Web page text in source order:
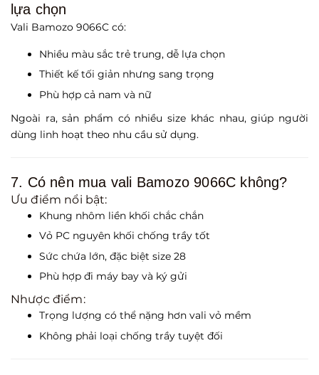
lựa chọn
Vali Bamozo 9066C có:
Nhiều màu sắc trẻ trung, dễ lựa chọn
Thiết kế tối giản nhưng sang trọng
Phù hợp cả nam và nữ
Ngoài ra, sản phẩm có nhiều size khác nhau, giúp người
dùng linh hoạt theo nhu cầu sử dụng.
7. Có nên mua vali Bamozo 9066C không?
Ưu điểm nổi bật:
Khung nhôm liền khối chắc chắn
Vỏ PC nguyên khối chống trầy tốt
Sức chứa lớn, đặc biệt size 28
Phù hợp đi máy bay và ký gửi
Nhược điểm:
Trọng lượng có thể nặng hơn vali vỏ mềm
Không phải loại chống trầy tuyệt đối